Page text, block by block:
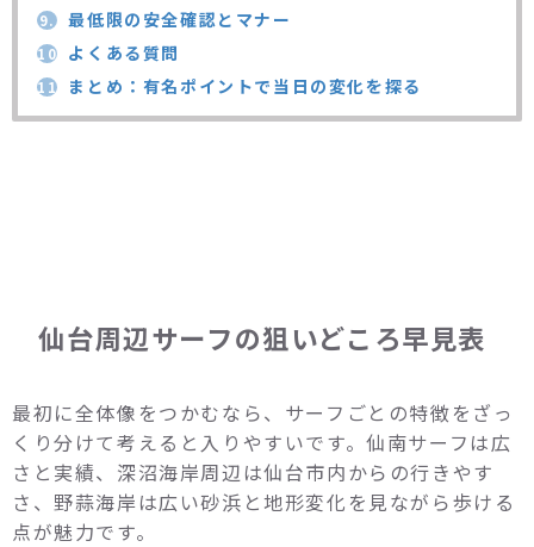
9. 最低限の安全確認とマナー
10. よくある質問
11. まとめ：有名ポイントで当日の変化を探る
仙台周辺サーフの狙いどころ早見表
最初に全体像をつかむなら、サーフごとの特徴をざっ
くり分けて考えると入りやすいです。仙南サーフは広
さと実績、深沼海岸周辺は仙台市内からの行きやす
さ、野蒜海岸は広い砂浜と地形変化を見ながら歩ける
点が魅力です。